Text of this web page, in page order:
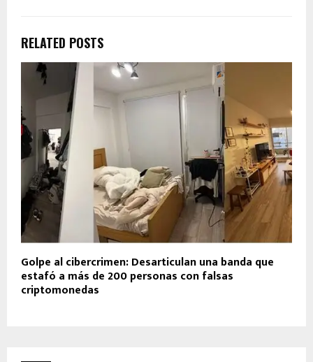
RELATED POSTS
Golpe al cibercrimen: Desarticulan una banda que
estafó a más de 200 personas con falsas
criptomonedas